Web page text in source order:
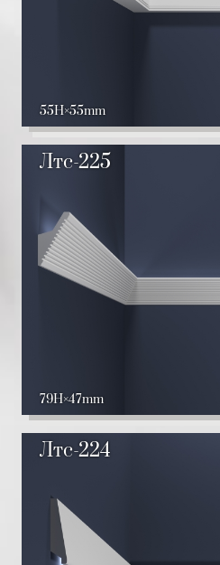
55H 55mm
Лтс-225
79H 47mm
Лтс-224